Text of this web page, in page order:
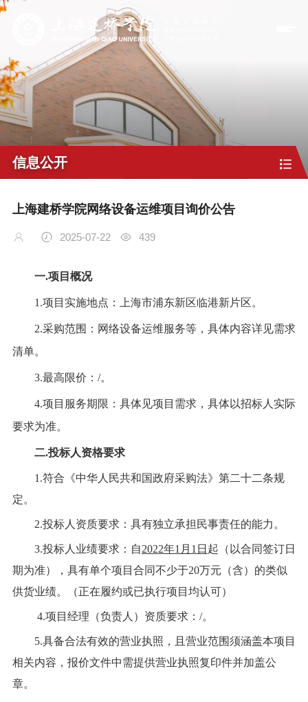
信息公开
上海建桥学院网络设备运维项目询价公告
2025-07-22 439
一.项目概况
1.项目实施地点：上海市浦东新区临港新片区。
2.采购范围：网络设备运维服务等，具体内容详见需求
清单。
3.最高限价：/。
4.项目服务期限：具体见项目需求，具体以招标人实际
要求为准。
二.投标人资格要求
1.符合《中华人民共和国政府采购法》第二十二条规
定。
2.投标人资质要求：具有独立承担民事责任的能力。
3.投标人业绩要求：自2022年1月1日 起（以合同签订日
期为准），具有单个项目合同不少于20万元（含）的类似
供货业绩。（正在履约或已执行项目均认可）
4.项目经理（负责人）资质要求：/。
5.具备合法有效的营业执照，且营业范围须涵盖本项目
相关内容，报价文件中需提供营业执照复印件并加盖公
章。